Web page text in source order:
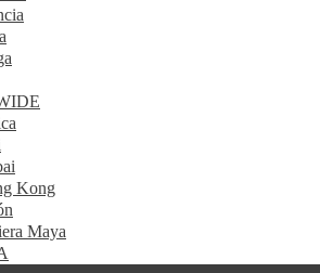
Kong
Maya